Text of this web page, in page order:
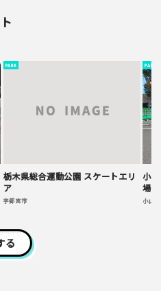
力ください
載となります。
掲示板をご利用下さい。
いたしかねます。
PARK
栃木県総合運動公園 スケートエリ
ア
宇都宮市
PARK
小
場
小山市
る